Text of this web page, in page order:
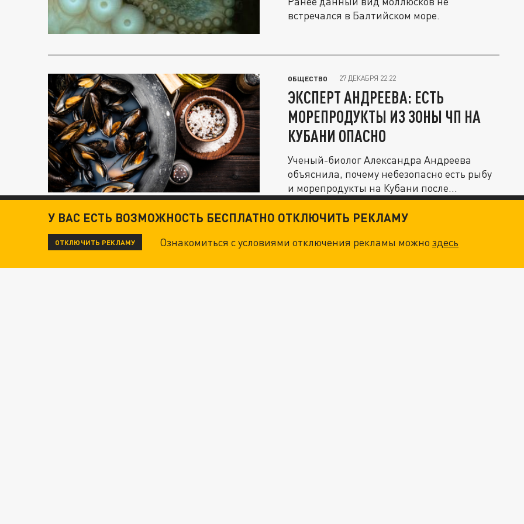
встречался в Балтийском море.
ОБЩЕСТВО 27 ДЕКАБРЯ 22:22
ЭКСПЕРТ АНДРЕЕВА: ЕСТЬ
МОРЕПРОДУКТЫ ИЗ ЗОНЫ ЧП НА
КУБАНИ ОПАСНО
Ученый-биолог Александра Андреева
объяснила, почему небезопасно есть рыбу
и морепродукты на Кубани после...
У ВАС ЕСТЬ ВОЗМОЖНОСТЬ БЕСПЛАТНО ОТКЛЮЧИТЬ РЕКЛАМУ
ОТКЛЮЧИТЬ РЕКЛАМУ Ознакомиться с условиями отключения рекламы можноздесь